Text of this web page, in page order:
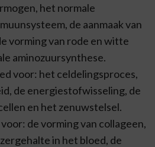
het normale
de aanmaak van
vorming van rode en witte
aminozuursynthese.
voor: het celdelingsproces,
de energiestofwisseling, de
en het zenuwstelsel.
de vorming van collageen,
in het bloed, de